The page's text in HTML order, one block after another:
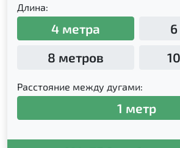
Длина:
4 метра
8 метров
Расстояние между дугами:
1 метр